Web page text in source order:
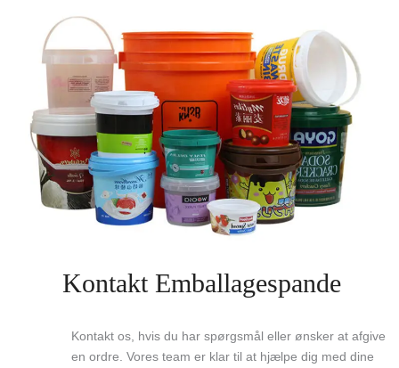
Kontakt Emballagespande
Kontakt os, hvis du har spørgsmål eller ønsker at afgive
en ordre. Vores team er klar til at hjælpe dig med dine